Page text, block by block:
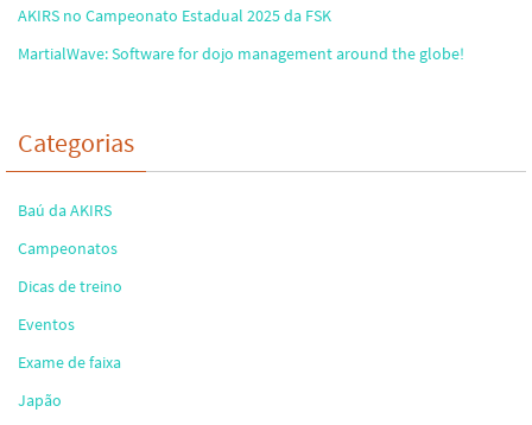
AKIRS no Campeonato Estadual 2025 da FSK
MartialWave: Software for dojo management around the globe!
Categorias
Baú da AKIRS
Campeonatos
Dicas de treino
Eventos
Exame de faixa
Japão